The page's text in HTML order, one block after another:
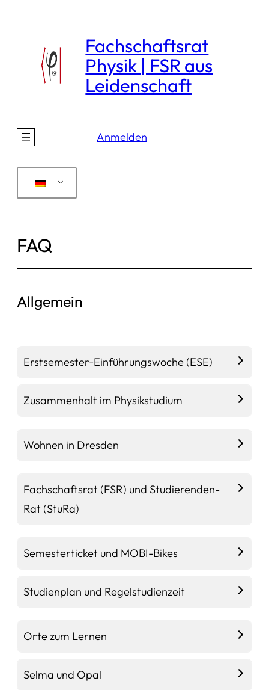
wechseln
Fachschaftsrat
Physik | FSR aus
Leidenschaft
Anmelden
FAQ
Allgemein
Erstsemester-Einführungswoche (ESE)
Zusammenhalt im Physikstudium
Wohnen in Dresden
Fachschaftsrat (FSR) und Studierenden-
Rat (StuRa)
Semesterticket und MOBI-Bikes
Studienplan und Regelstudienzeit
Orte zum Lernen
Selma und Opal